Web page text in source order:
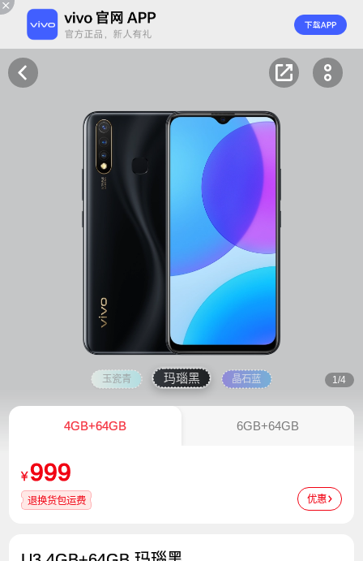
1/4
玉瓷青 玛瑙黑 晶石蓝
4GB+64GB 6GB+64GB
¥999
退换货包运费 优惠